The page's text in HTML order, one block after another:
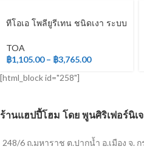
ทีโอเอ โพลียูรีเทน ชนิดเงา ระบบ
TOA
฿1,105.00 – ฿3,765.00
[html_block id="258"]
ร้านแฮปปี้โฮม โดย พูนศิริเฟอร์นิเ
248/6 ถ.มหาราช ต.ปากน้ำ อ.เมือง จ.